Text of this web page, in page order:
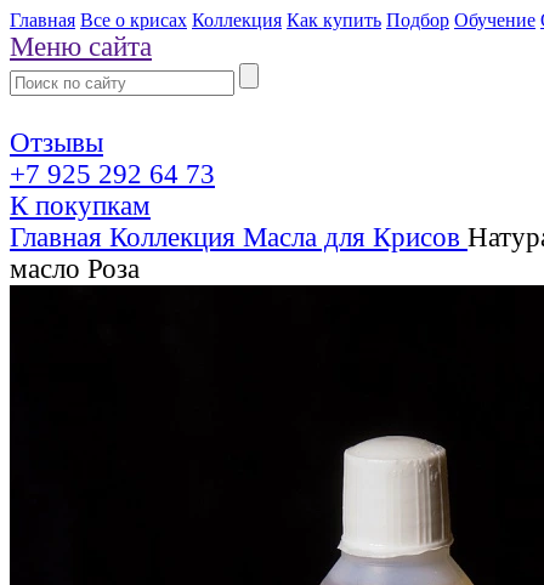
Главная Все о крисах Коллекция Как купить Подбор Обучение
Меню сайта
Отзывы
+7 925 292 64 73
К покупкам
Главная Коллекция Масла для Крисов
масло Роза